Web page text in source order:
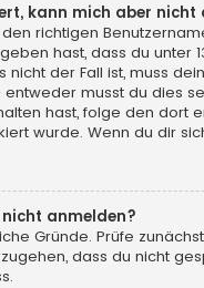
kann mich aber nicht
richtigen
hast, dass du unter
nicht der Fall ist, muss
musst du dies
hast, folge den dort
wurde. Wenn du dir
anmelden?
Gründe. Prüfe
dass du nicht